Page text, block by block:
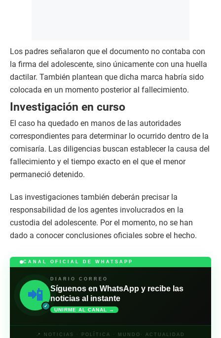
Los padres señalaron que el documento no contaba con
la firma del adolescente, sino únicamente con una huella
dactilar. También plantean que dicha marca habría sido
colocada en un momento posterior al fallecimiento.
Investigación en curso
El caso ha quedado en manos de las autoridades
correspondientes para determinar lo ocurrido dentro de la
comisaría. Las diligencias buscan establecer la causa del
fallecimiento y el tiempo exacto en el que el menor
permaneció detenido.
Las investigaciones también deberán precisar la
responsabilidad de los agentes involucrados en la
custodia del adolescente. Por el momento, no se han
dado a conocer conclusiones oficiales sobre el hecho.
CANAL OFICIAL DE WHATSAPP
📲
✓
DIARIO CORREO
Síguenos en WhatsApp y recibe las
noticias al instante
UNIRME AL CANAL →
📍 NOTICIAS · POLÍTICA · MUNDO· ACTUALIDAD